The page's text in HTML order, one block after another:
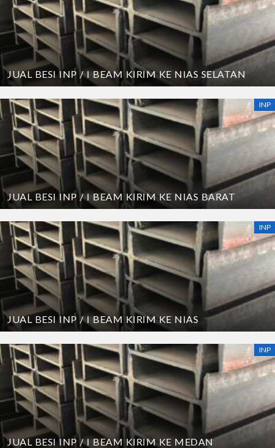
JUAL BESI INP / I BEAM KIRIM KE NIAS SELATAN
INP
JUAL BESI INP / I BEAM KIRIM KE NIAS BARAT
INP
JUAL BESI INP / I BEAM KIRIM KE NIAS
INP
JUAL BESI INP / I BEAM KIRIM KE MEDAN